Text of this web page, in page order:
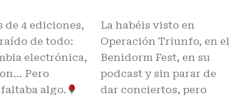
de 4 ediciones,
de todo:
electrónica,
Pero
algo.
La habéis visto en
Operación Triunfo, en el
Benidorm Fest, en su
podcast y sin parar de
dar conciertos, pero